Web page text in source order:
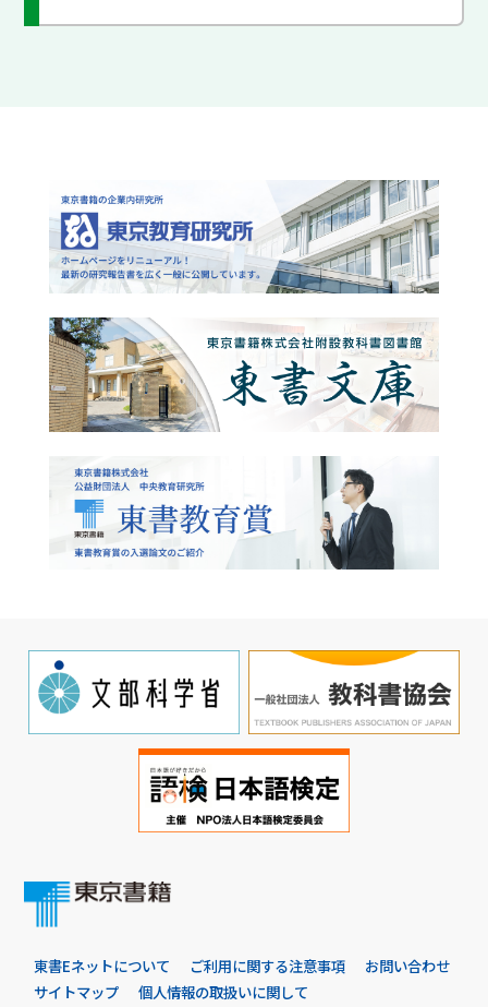
東書Eネットについて ご利用に関する注意事項
お問い合わせ
サイトマップ
個人情報の取扱いに関して